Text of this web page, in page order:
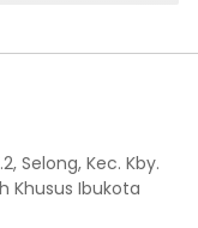
Selong, Kec. Kby.
Khusus Ibukota